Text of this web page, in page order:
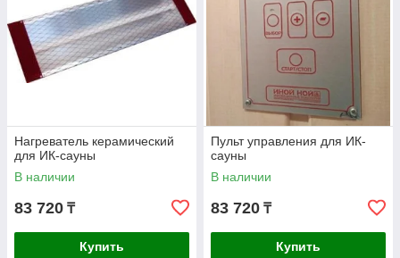
Нагреватель керамический
для ИК-сауны
В наличии
83 720 ₸
Купить
Пульт управления для ИК-
сауны
В наличии
83 720 ₸
Купить